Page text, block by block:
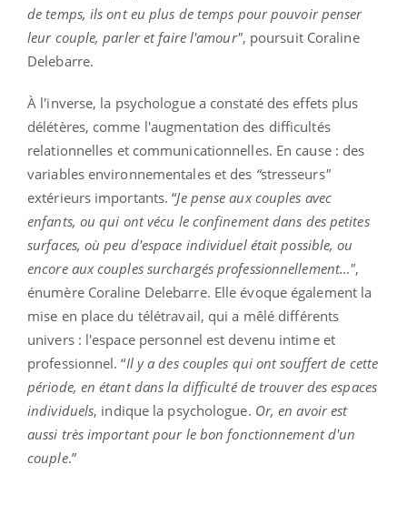
de temps, ils ont eu plus de temps pour pouvoir penser
leur couple, parler et faire l'amour", poursuit Coraline
Delebarre.
À l'inverse, la psychologue a constaté des effets plus
délétères, comme l'augmentation des difficultés
relationnelles et communicationnelles. En cause : des
variables environnementales et des “stresseurs"
extérieurs importants. “Je pense aux couples avec
enfants, ou qui ont vécu le confinement dans des petites
surfaces, où peu d'espace individuel était possible, ou
encore aux couples surchargés professionnellement…",
énumère Coraline Delebarre. Elle évoque également la
mise en place du télétravail, qui a mêlé différents
univers : l'espace personnel est devenu intime et
professionnel. “Il y a des couples qui ont souffert de cette
période, en étant dans la difficulté de trouver des espaces
individuels, indique la psychologue. Or, en avoir est
aussi très important pour le bon fonctionnement d'un
couple.”